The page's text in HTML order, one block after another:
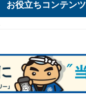
お役立ちコンテンツ